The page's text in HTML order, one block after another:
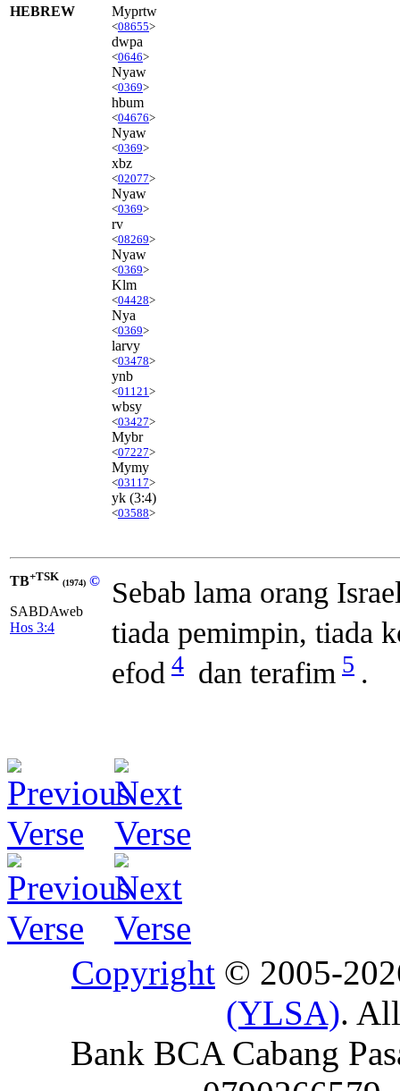
HEBREW Myprtw
<08655>
dwpa
<0646>
Nyaw
<0369>
hbum
<04676>
Nyaw
<0369>
xbz
<02077>
Nyaw
<0369>
rv
<08269>
Nyaw
<0369>
Klm
<04428>
Nya
<0369>
larvy
<03478>
ynb
<01121 >
wbsy
<03427>
Mybr
<07227>
Mymy
<03117>
yk (3:4)
<03588>
TB+TSK (1974) ©
SABDAweb
Hos 3:4
Sebab lama orang
tiada pemimpin, tiada
efod 4 dan terafim 5 .
Copyright © 2005-
(YLSA).
Bank BCA Cabang